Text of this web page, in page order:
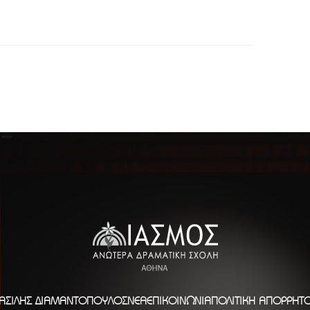
ΔΙΑΜΑΝΤΌΠΟΥΛΟΣΝΈΑΕΠΙΚΟΙΝΩΝΊΑΠΟΛΙΤΙΚΉ